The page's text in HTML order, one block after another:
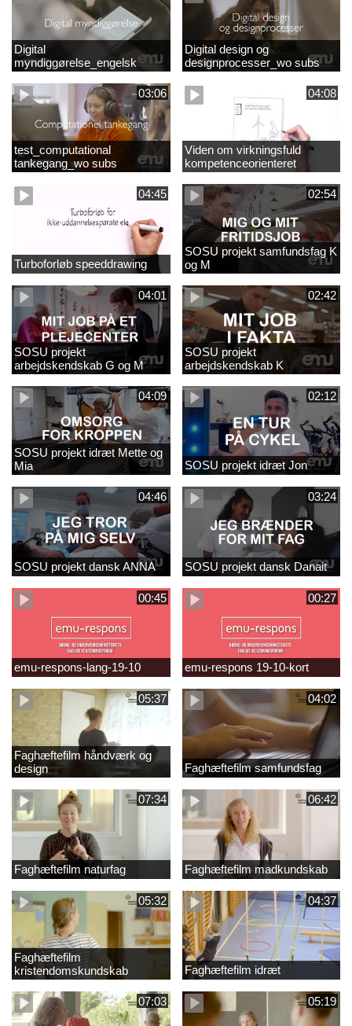
Digital
myndiggørelse_engelsk
Digital design og
designprocesser_wo subs
03:06
test_computational
tankegang_wo subs
04:08
Viden om virkningsfuld
kompetenceorienteret
naturfagsundervisning
04:45
Turboforløb speeddrawing
02:54
SOSU projekt samfundsfag K
og M
04:01
SOSU projekt
arbejdskendskab G og M
02:42
SOSU projekt
arbejdskendskab K
04:09
SOSU projekt idræt Mette og
Mia
02:12
SOSU projekt idræt Jon
04:46
SOSU projekt dansk ANNA
03:24
SOSU projekt dansk Danait
00:45
emu-respons-lang-19-10
00:27
emu-respons 19-10-kort
05:37
Faghæftefilm håndværk og
design
04:02
Faghæftefilm samfundsfag
07:34
Faghæftefilm naturfag
06:42
Faghæftefilm madkundskab
05:32
Faghæftefilm
kristendomskundskab
04:37
Faghæftefilm idræt
07:03 05:19